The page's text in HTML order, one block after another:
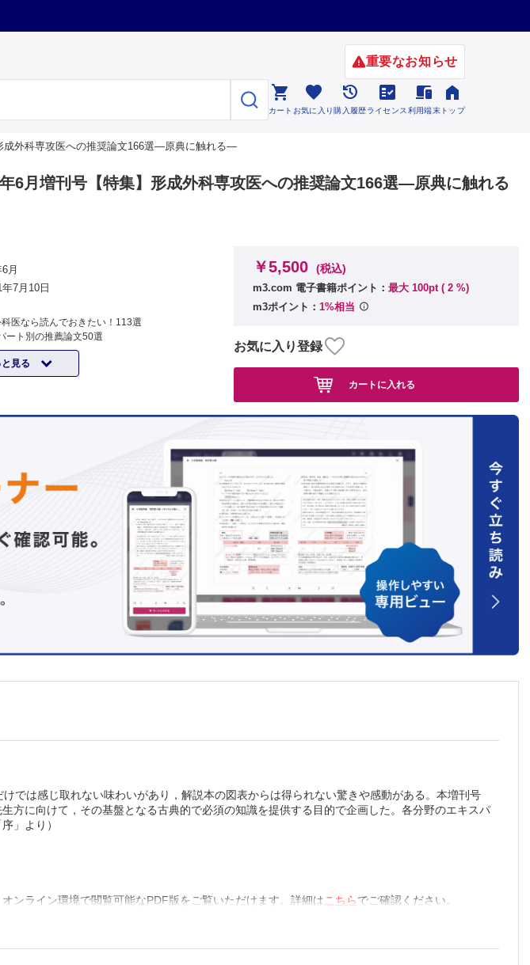
重要なお知らせ

カート

お気に入り

購入履歴

ライセンス

利用端末

トップ
成外科専攻医への推奨論文166選―原典に触れる―
6月増刊号【特集】形成外科専攻医への推奨論文166選―原典に触れる
月
7月10日
医なら読んでおきたい！113選
ート別の推薦論文50選
真皮の血行を究めた阪大形成外科/国際医療福
外科学 松﨑 恭一
に劣らぬ質感で一世を風靡した“含皮下血管網
大学院医歯薬学研究部形成外科学 橋本 一郎
礎■顔面骨骨折治療におけるバットレス再構成
田医科大学病院形成外科 奥本 隆行
床■頬骨骨折へのGillies-Kilner アプローチ/兵庫
西本 聡
■頭蓋縫合早期癒合症の形態形成メカニズムの
期癒合症の真実をつかむのは誰か―/慶應義塾
科 坂本 好昭
■Craniofacial surgery の合併症に対する分析
大阪市立総合医療センター形成外科 今井 啓
下顎枝を矢状分割する本術式は下顎骨変形に適
として下顎骨骨切り術の原点となった/東京慈
科学講座 宮脇 剛司
う1 つの矢状分割骨切り術変法―short split
advancement 法ひらめきの瞬間―うたた寝
側唇裂の写真が斜めに―/昭和大学 土佐 泰
建外科学教室 杠 俊介
プラント■エキスパンダーとインプラントによ
年前にすべての要点を記述―/聖マリアンナ
阪大学医学部形成外科 冨田 興一
注入■乳房への脂肪注入移植術の安全性と有効
ャリー①血管■手術用顕微鏡がなかった時代の
医科大学形成外科 櫻井 裕之
■Hotz法・Hotz変法とは何か？―140年の時を
見る
￥5,500 (税込)
m3.com 電子書籍ポイント： 最大 100pt ( 2 %)
m3ポイント： 1%相当
お気に入り登録
カートに入れる
では感じ取れない味わいがあり，解説本の図表からは得られない驚きや感動がある。本増刊号
方に向けて，その基盤となる古典的で必須の知識を提供する目的で企画した。各分野のエキスパ
」より）
ンライン環境で閲覧可能なPDF版をご覧いただけます。詳細は こちらでご確認ください。
版 / Safari 最新版